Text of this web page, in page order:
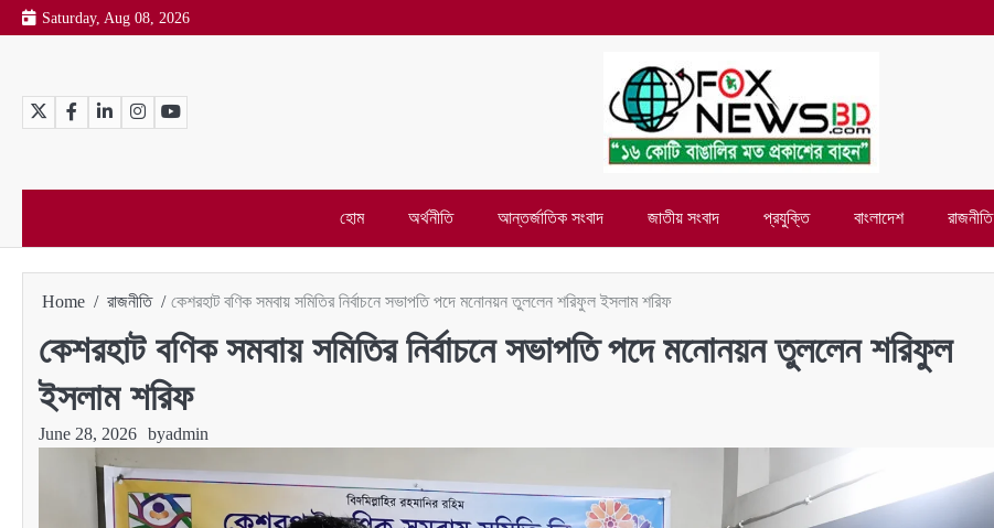
Skip
to
Saturday, Aug 08, 2026
TwitterFacebookLinkedInInstagramYouTube
হোম অর্থনীতি আন্তর্জাতিক সংবাদ জাতীয় সংবাদ প্রযুক্তি বাংলাদেশ রাজনীতি
Home রাজনীতি কেশরহাট বণিক সমবায় সমিতির নির্বাচনে সভাপতি পদে মনোনয়ন তুললেন শরিফুল ইসলাম শরিফ
কেশরহাট বণিক সমবায় সমিতির নির্বাচনে সভাপতি পদে মনোনয়ন তুললেন শরিফুল
ইসলাম শরিফ
June 28, 2026 byadmin